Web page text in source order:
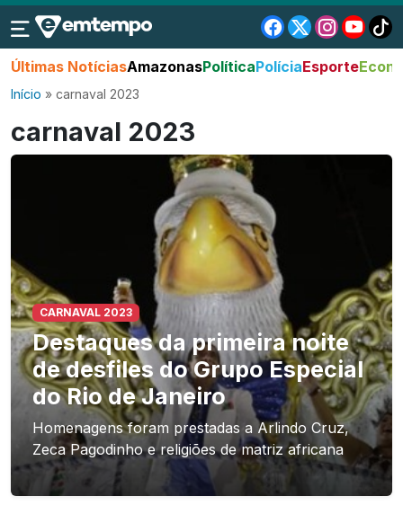
Últimas NotíciasAmazonasPolíticaPolíciaEsporte
Início » carnaval 2023
carnaval 2023
CARNAVAL 2023
Destaques da primeira noite
de desfiles do Grupo Especial
do Rio de Janeiro
Homenagens foram prestadas a Arlindo Cruz,
Zeca Pagodinho e religiões de matriz africana